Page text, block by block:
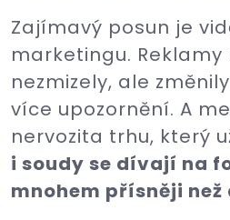
Zajímavý posun je
marketingu.
nezmizely, ale
více upozornění. A
nervozita trhu, který
i soudy se dívají na
mnohem přísněji než